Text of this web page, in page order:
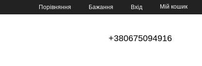
Порівняння Бажання Вхід Мій кошик
+380675094916